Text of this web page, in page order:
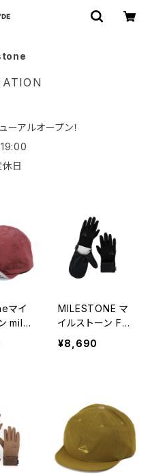
アルオープン！
日
マイ
mile
026
MILESTONE マ
イルストーン Fa
st Trail Glove
2.0 Black
¥8,690